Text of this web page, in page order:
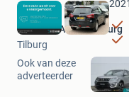
2021
Bochane Auto II Tilburg
Tilburg
Ook van deze
adverteerder